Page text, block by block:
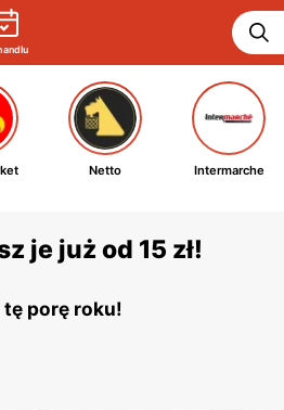
Netto Intermarche
je już od 15 zł!
porę roku!